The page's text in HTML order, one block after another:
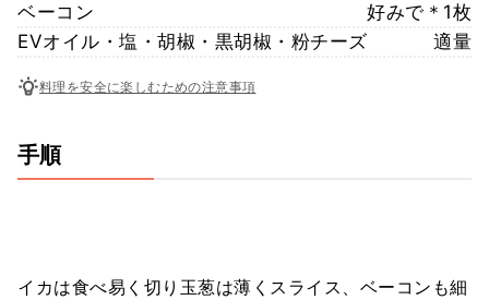
ベーコン
好みで＊1枚
EVオイル・塩・胡椒・黒胡椒・粉チーズ
適量
料理を安全に楽しむための注意事項
手順
イカは食べ易く切り玉葱は薄くスライス、ベーコンも細